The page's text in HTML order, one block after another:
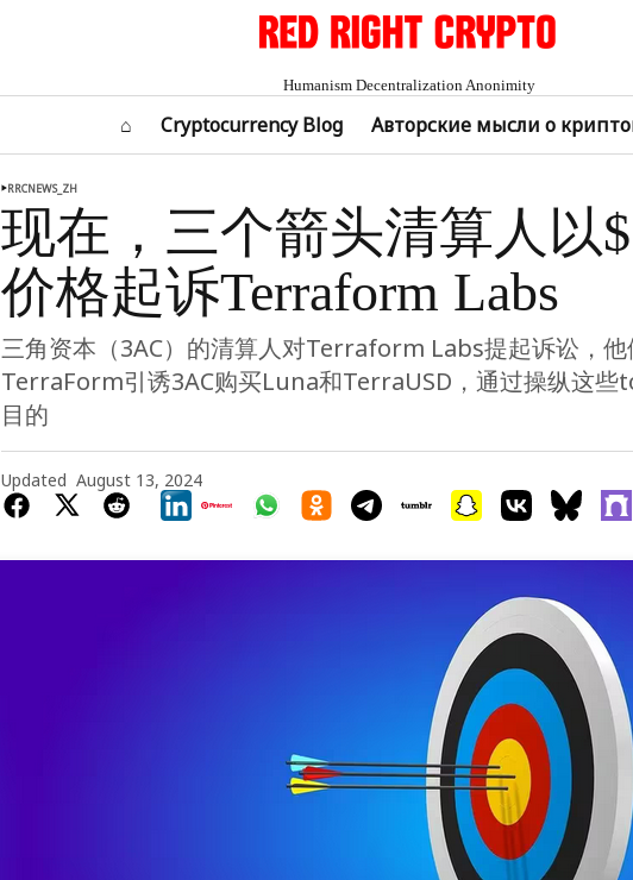
Humanism Decentralization Anonimity
⌂ Cryptocurrency Blog Авторские мысли о
RRCNEWS_ZH
现在，三个箭头清算人以
价格起诉Terraform Labs
三角资本（3AC）的清算人对Terraform Labs提起诉讼，他
TerraForm引诱3AC购买Luna和TerraUSD，通过操纵这些
目的
Updated August 13, 2024